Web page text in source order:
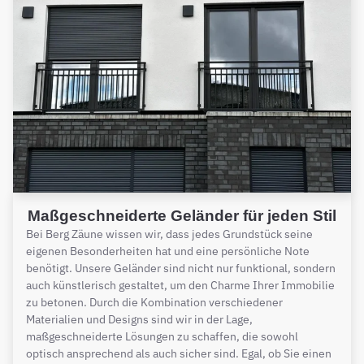
Maßgeschneiderte Geländer für jeden Stil
Bei Berg Zäune wissen wir, dass jedes Grundstück seine
eigenen Besonderheiten hat und eine persönliche Note
benötigt. Unsere Geländer sind nicht nur funktional, sondern
auch künstlerisch gestaltet, um den Charme Ihrer Immobilie
zu betonen. Durch die Kombination verschiedener
Materialien und Designs sind wir in der Lage,
maßgeschneiderte Lösungen zu schaffen, die sowohl
optisch ansprechend als auch sicher sind. Egal, ob Sie einen